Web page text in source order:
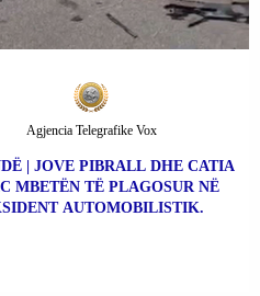
| JOVE PIBRALL DHE CATIA
MBETËN TË PLAGOSUR NË
AUTOMOBILISTIK.
Agjencia Telegrafike Vox